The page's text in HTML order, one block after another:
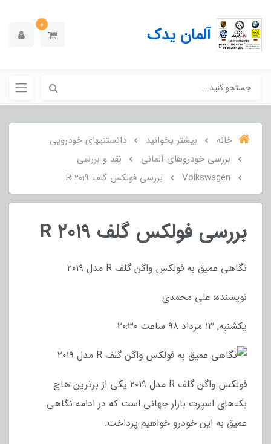
آلمان یدک 0
خانه بیشتر بخوانید
دانستنیهای خودرویی
بررسی خودروهای آلمانی
نقد و بررسی
Volkswagen
بررسی فولکس گلف R ۲۰۱۹
بررسی فولکس گلف R ۲۰۱۹
نگاهی عمیق به فولکس واگن گلف R مدل ۲۰۱۹
نویسنده: علی محمدی
یکشنبه, ۱۳ مرداد ۹۸ ساعت ۲۰:۳۰
فولکس واگن گلف R مدل ۲۰۱۹ یکی از برترین هاچ
بک‌های اسپرت بازار جهانی است که در ادامه نگاهی
عمیق به این خودرو خواهیم پرداخت.